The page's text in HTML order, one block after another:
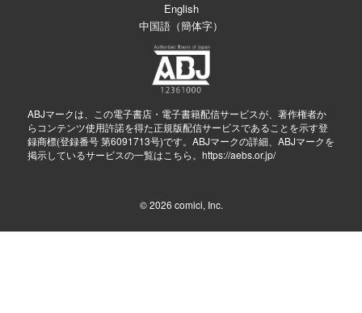
English
中国語（簡体字）
ABJマークは、この電子書店・電子書籍配信サービスが、著作権者か
らコンテンツ使用許諾を得た正規版配信サービスであることを示す登
録商標(登録番号 第6091713号)です。ABJマークの詳細、ABJマークを
掲示しているサービスの一覧はこちら。 https://aebs.or.jp/
© 2026 comici, Inc.